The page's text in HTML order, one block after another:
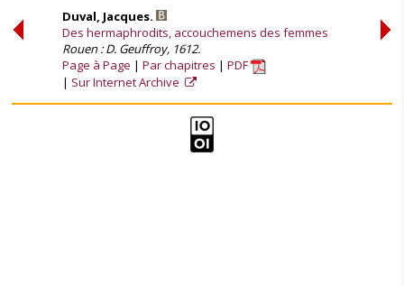
Duval, Jacques.
Des hermaphrodits, accouchemens des femmes
Rouen : D. Geuffroy, 1612.
Page à Page
Par chapitres
PDF
Sur Internet Archive